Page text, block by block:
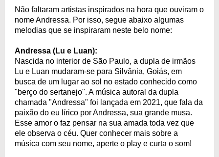
Não faltaram artistas inspirados na hora que ouviram o
nome Andressa. Por isso, segue abaixo algumas
melodias que se inspiraram neste belo nome:
Andressa (Lu e Luan):
Nascida no interior de São Paulo, a dupla de irmãos
Lu e Luan mudaram-se para Silvânia, Goiás, em
busca de um lugar ao sol no estado conhecido como
"berço do sertanejo". A música autoral da dupla
chamada "Andressa" foi lançada em 2021, que fala da
paixão do eu lírico por Andressa, sua grande musa.
Esse amor o faz pensar na sua amada toda vez que
ele observa o céu. Quer conhecer mais sobre a
música com seu nome, aperte o play e curta o som!